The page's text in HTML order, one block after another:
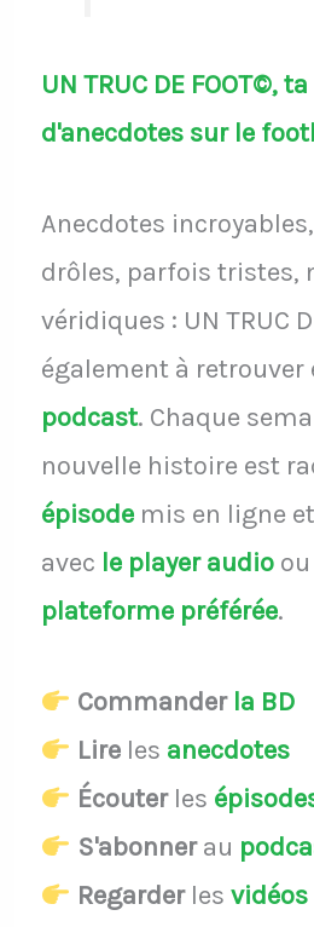
UN TRUC DE FOOT©,
d'anecdotes sur le
Anecdotes
drôles, parfois tristes,
véridiques : UN TRUC
également à retrouver
podcast. Chaque
nouvelle histoire est
épisodemis en ligne
avec le player audio ou
plateforme préférée.
Commander la BD
Lireles anecdotes
Écouterles
S'abonnerau
Regarderles vidéos